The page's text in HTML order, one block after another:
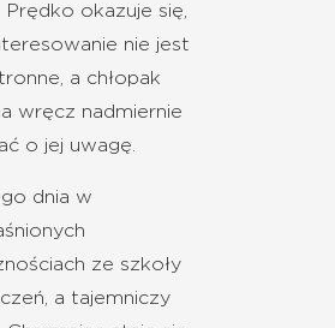
Prędko okazuje się,
nie jest
a chłopak
wręcz nadmiernie
o jej uwagę.
dnia w
ze szkoły
a tajemniczy